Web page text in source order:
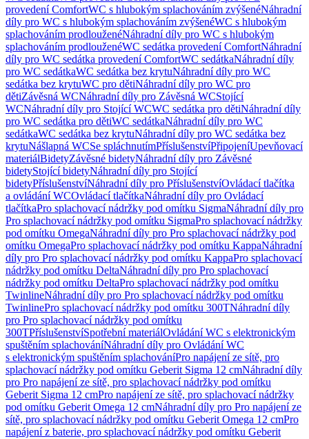
provedení ComfortWC s hlubokým splachováním zvýšenéNáhradní
díly pro WC s hlubokým splachováním zvýšenéWC s hlubokým
splachováním prodlouženéNáhradní díly pro WC s hlubokým
splachováním prodlouženéWC sedátka provedení ComfortNáhradní
díly pro WC sedátka provedení ComfortWC sedátkaNáhradní díly
pro WC sedátkaWC sedátka bez krytuNáhradní díly pro WC
sedátka bez krytuWC pro dětiNáhradní díly pro WC pro
dětiZávěsná WCNáhradní díly pro Závěsná WCStojící
WCNáhradní díly pro Stojící WCWC sedátka pro dětiNáhradní díly
pro WC sedátka pro dětiWC sedátkaNáhradní díly pro WC
sedátkaWC sedátka bez krytuNáhradní díly pro WC sedátka bez
krytuNášlapná WCSe spláchnutímPříslušenstvíPřipojeníUpevňovací
materiálBidetyZávěsné bidetyNáhradní díly pro Závěsné
bidetyStojící bidetyNáhradní díly pro Stojící
bidetyPříslušenstvíNáhradní díly pro PříslušenstvíOvládací tlačítka
a ovládání WCOvládací tlačítkaNáhradní díly pro Ovládací
tlačítkaPro splachovací nádržky pod omítku SigmaNáhradní díly pro
Pro splachovací nádržky pod omítku SigmaPro splachovací nádržky
pod omítku OmegaNáhradní díly pro Pro splachovací nádržky pod
omítku OmegaPro splachovací nádržky pod omítku KappaNáhradní
díly pro Pro splachovací nádržky pod omítku KappaPro splachovací
nádržky pod omítku DeltaNáhradní díly pro Pro splachovací
nádržky pod omítku DeltaPro splachovací nádržky pod omítku
TwinlineNáhradní díly pro Pro splachovací nádržky pod omítku
TwinlinePro splachovací nádržky pod omítku 300TNáhradní díly
pro Pro splachovací nádržky pod omítku
300TPříslušenstvíSpotřební materiálOvládání WC s elektronickým
spuštěním splachováníNáhradní díly pro Ovládání WC
s elektronickým spuštěním splachováníPro napájení ze sítě, pro
splachovací nádržky pod omítku Geberit Sigma 12 cmNáhradní díly
pro Pro napájení ze sítě, pro splachovací nádržky pod omítku
Geberit Sigma 12 cmPro napájení ze sítě, pro splachovací nádržky
pod omítku Geberit Omega 12 cmNáhradní díly pro Pro napájení ze
sítě, pro splachovací nádržky pod omítku Geberit Omega 12 cmPro
napájení z baterie, pro splachovací nádržky pod omítku Geberit